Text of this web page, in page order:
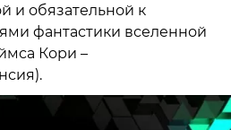
и обязательной к
фантастики вселенной
Кори –